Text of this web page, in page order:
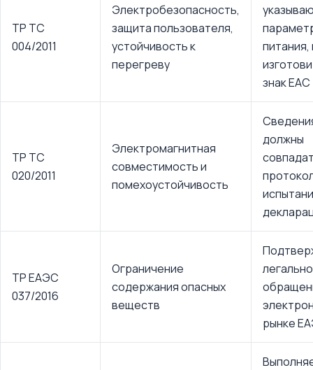
ТР ТС
004/2011
Электробезопасность,
защита пользователя,
устойчивость к
перегреву
знак ЕАС
ТР ТС
020/2011
Электромагнитная
совместимость и
помехоустойчивость
должны
ТР ЕАЭС
037/2016
Ограничение
содержания опасных
веществ
рынке